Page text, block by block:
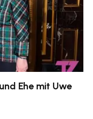
Ehe mit Uwe